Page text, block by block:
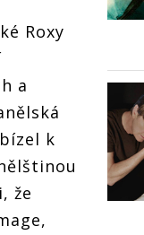
Roxy
a
k
že